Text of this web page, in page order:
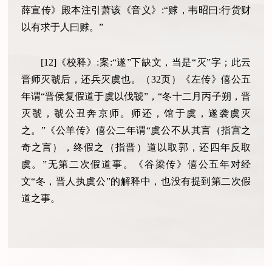
薛宣传》殿本注引萧该《音义》:“赇，韦昭曰:行货财
以有求于人曰赇。”
[12]《校释》:案:“遂”下缺文，当是“灭”字；此云
晋师灭虢后，还兵灭虞也。（32页）《左传》僖公五
年谓“晋侯复假道于虞以伐虢”，“冬十二月丙子朔，晋
灭虢，虢公丑奔京师。师还，馆于虞，遂袭虞灭
之。”《公羊传》僖公二年谓“虞公不从其言（指宫之
奇之言），终假之（指晋）道以取郭，还四年反取
虞。”无第二次假道事。《谷梁传》僖公五年对经
文“冬，晋人执虞公”的解释中，也没有提到第二次假
道之事。